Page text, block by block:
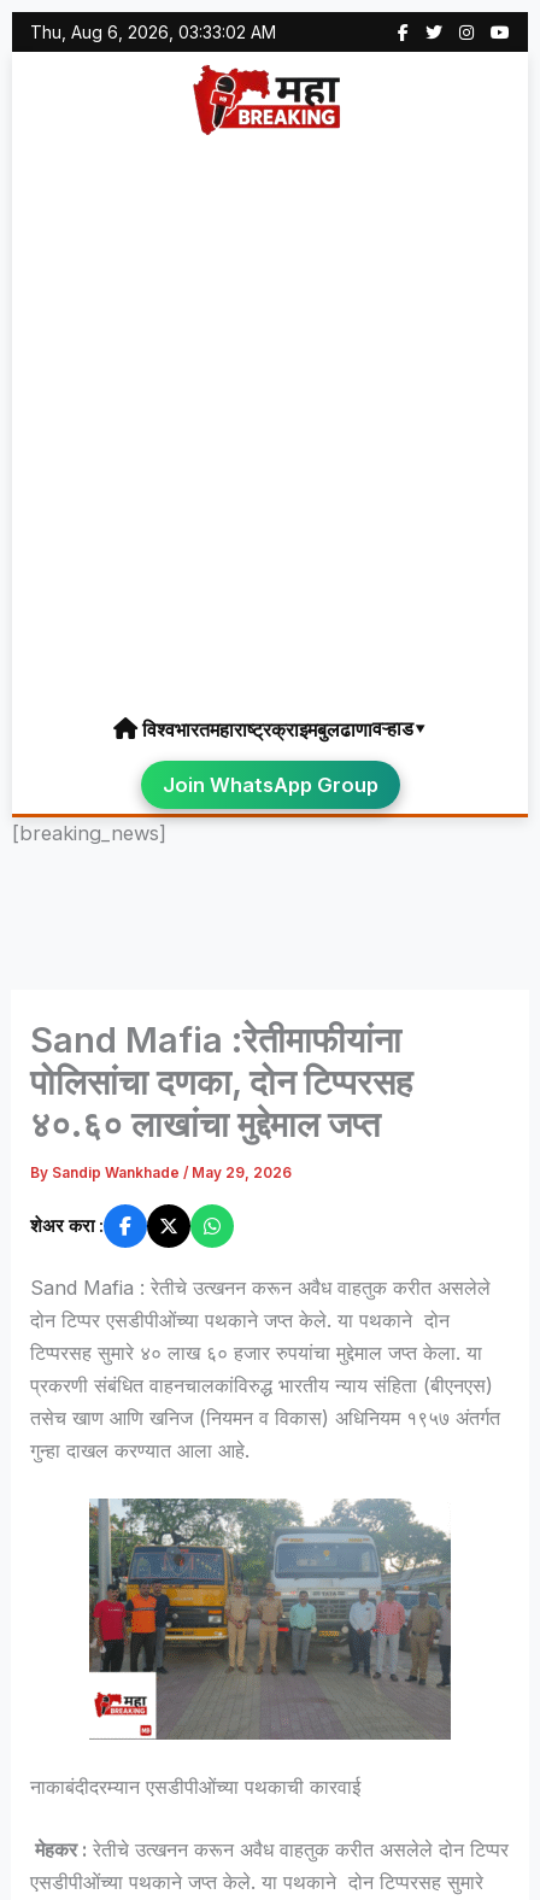
Skip
to
Thu, Aug 6, 2026, 03:33:02 AM
विश्वभारतमहाराष्ट्रक्राइमबुलढाणावऱ्हाड▾
Join WhatsApp Group
[breaking_news]
Sand Mafia :रेतीमाफीयांना
पोलिसांचा दणका, दोन टिप्परसह
४०.६० लाखांचा मुद्देमाल जप्त
By Sandip Wankhade/ May 29, 2026
शेअर करा :
Sand Mafia : रेतीचे उत्खनन करून अवैध वाहतुक करीत असलेले
दोन टिप्पर एसडीपीओंच्या पथकाने जप्त केले. या पथकाने दोन
टिप्परसह सुमारे ४० लाख ६० हजार रुपयांचा मुद्देमाल जप्त केला. या
प्रकरणी संबंधित वाहनचालकांविरुद्ध भारतीय न्याय संहिता (बीएनएस)
तसेच खाण आणि खनिज (नियमन व विकास) अधिनियम १९५७ अंतर्गत
गुन्हा दाखल करण्यात आला आहे.
नाकाबंदीदरम्यान एसडीपीओंच्या पथकाची कारवाई
मेहकर : रेतीचे उत्खनन करून अवैध वाहतुक करीत असलेले दोन टिप्पर
एसडीपीओंच्या पथकाने जप्त केले. या पथकाने दोन टिप्परसह सुमारे